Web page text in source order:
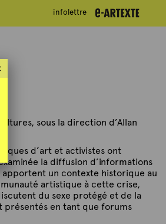
infolettre
infolettre
sous la direction d’Allan
d’art et activistes ont
la diffusion d’informations
apportent un contexte historique au
artistique à cette crise,
du sexe protégé et de la
présentés en tant que forums